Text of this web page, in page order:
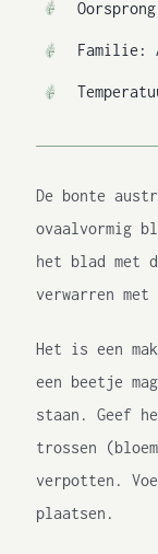
Familie:
De bonte
ovaalvormig
het blad met
verwarren
Het is een
een beetje
staan. Geef
trossen
verpotten.
plaatsen.